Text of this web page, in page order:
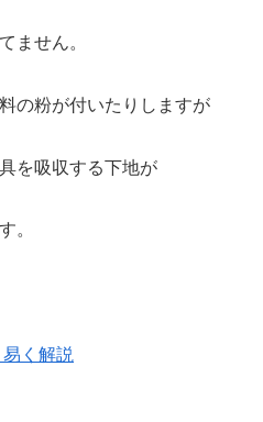
ません。
の粉が付いたりしますが
を吸収する下地が
。
く解説